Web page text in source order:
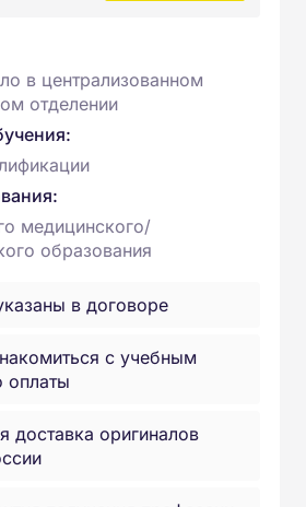
в централизованном
отделении
медицинского/
образования
в договоре
с учебным
оплаты
доставка оригиналов